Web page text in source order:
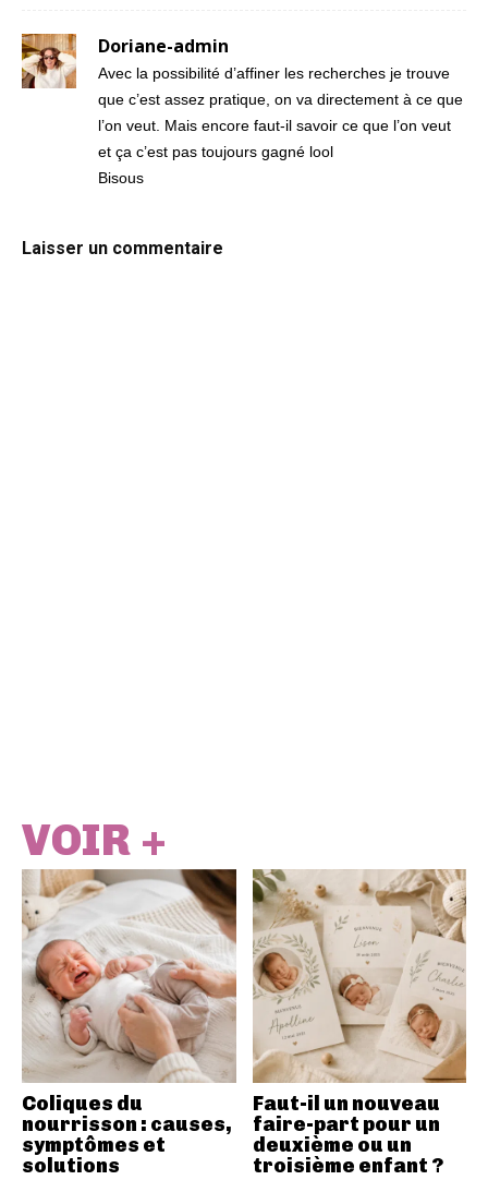
Doriane-admin
Avec la possibilité d’affiner les recherches je trouve
que c’est assez pratique, on va directement à ce que
l’on veut. Mais encore faut-il savoir ce que l’on veut
et ça c’est pas toujours gagné lool
Bisous
Laisser un commentaire
VOIR +
Coliques du
nourrisson : causes,
symptômes et
solutions
Faut-il un nouveau
faire-part pour un
deuxième ou un
troisième enfant ?